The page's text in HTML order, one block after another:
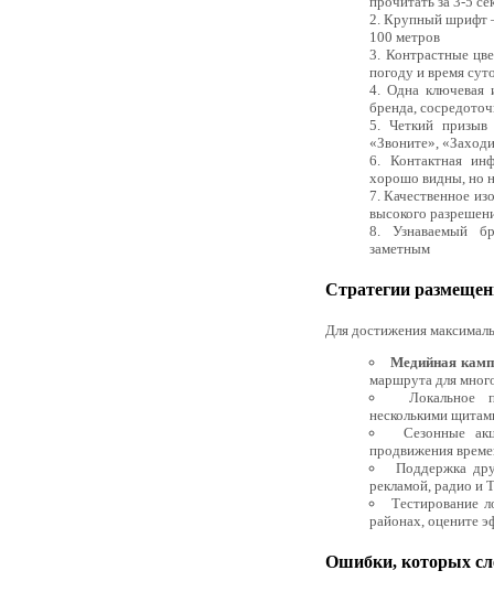
Крупный шрифт
100 метров
Контрастные
погоду и время
Одна ключевая
бренда,
Четкий
«Звоните»,
Контактная
хорошо видны, но
Качественное
высокого
Узнаваемый
заметным
Стратегии
Для достижения
Медийная
маршрута для
Локальное
несколькими
Сезонные
продвижения
Поддержка
рекламой, радио и
Тестирование
районах, оцените
Ошибки, которых